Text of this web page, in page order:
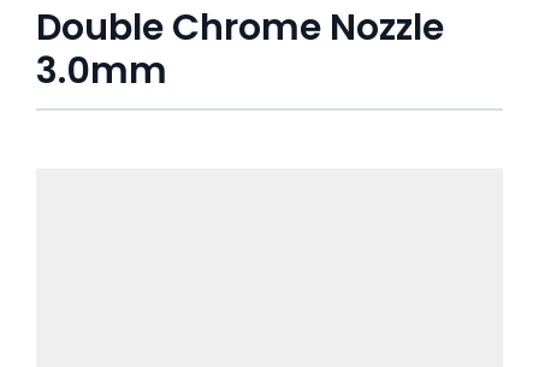
Double Chrome Nozzle
3.0mm